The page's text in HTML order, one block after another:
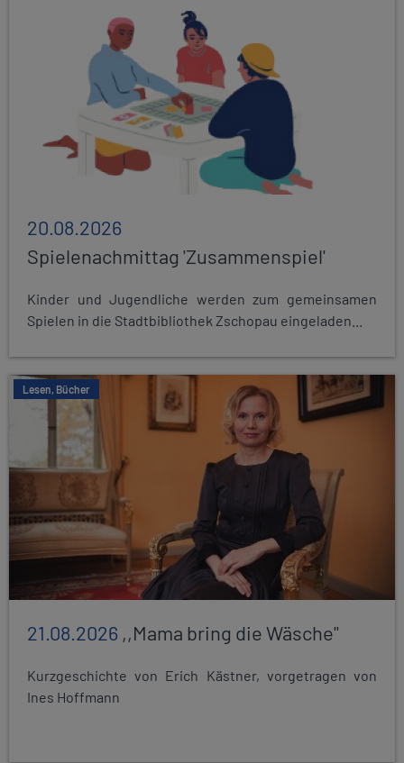
20.08.2026
Spielenachmittag 'Zusammenspiel'
Kinder und Jugendliche werden zum gemeinsamen
Spielen in die Stadtbibliothek Zschopau eingeladen...
Lesen, Bücher
21.08.2026 ,,Mama bring die Wäsche"
Kurzgeschichte von Erich Kästner, vorgetragen von
Ines Hoffmann